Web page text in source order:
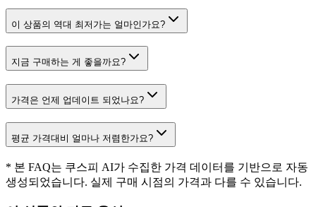
이 상품의 역대 최저가는 얼마인가요?
지금 구매하는 게 좋을까요?
가격은 언제 업데이트 되었나요?
평균 가격대비 얼마나 저렴한가요?
* 본 FAQ는 쿠스피 AI가 수집한 가격 데이터를 기반으로 자동
생성되었습니다. 실제 구매 시점의 가격과 다를 수 있습니다.